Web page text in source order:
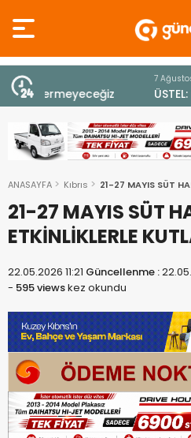
ÜSTEL: “ERENKÖY RUHU
ANASAYFA Kıbrıs 21-27 MAYIS SÜT
21-27 MAYIS SÜT
ETKİNLİKLERLE
22.05.2026 11:21 Güncellenme :
- 595 viewskez okundu